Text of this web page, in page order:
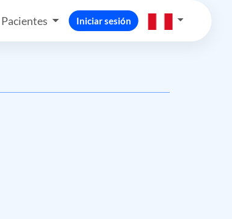
Pacientes Iniciar sesión